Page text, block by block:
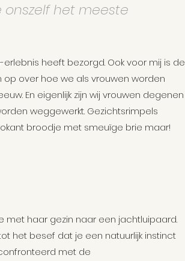
onszelf het meeste
heeft bezorgd. Ook voor mij is de
op over hoe we als vrouwen worden
En eigenlijk zijn wij vrouwen degenen
weggewerkt. Gezichtsrimpels
broodje met smeuïge brie maar!
met haar gezin naar een jachtluipaard.
het besef dat je een natuurlijk instinct
met de